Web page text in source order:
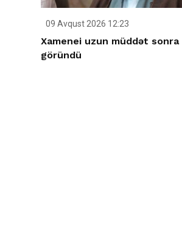
09 Avqust 2026 12:23
Xamenei uzun müddət sonra
göründü